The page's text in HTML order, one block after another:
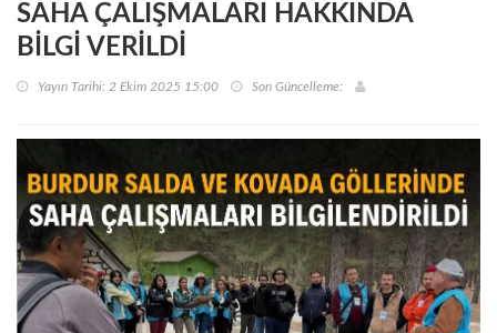
SAHA ÇALIŞMALARI HAKKINDA
BİLGİ VERİLDİ
Yayın Tarihi: 2 Ekim 2025 15:00 Son Güncelleme: